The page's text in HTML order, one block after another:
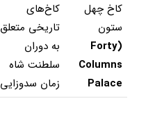
کاخ چهل
ستون
(
Forty
Columns
Palace
کاخ‌های
تاریخی متعلق
به دوران
سلطنت شاه
زمان سدوزایی